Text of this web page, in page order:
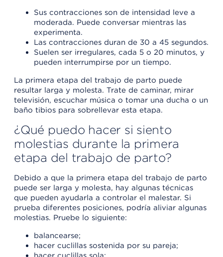
Sus contracciones son de intensidad leve a
moderada. Puede conversar mientras las
experimenta.
Las contracciones duran de 30 a 45 segundos.
Suelen ser irregulares, cada 5 o 20 minutos, y
pueden interrumpirse por un tiempo.
La primera etapa del trabajo de parto puede
resultar larga y molesta. Trate de caminar, mirar
televisión, escuchar música o tomar una ducha o un
baño tibios para sobrellevar esta etapa.
¿Qué puedo hacer si siento
molestias durante la primera
etapa del trabajo de parto?
Debido a que la primera etapa del trabajo de parto
puede ser larga y molesta, hay algunas técnicas
que pueden ayudarla a controlar el malestar. Si
prueba diferentes posiciones, podría aliviar algunas
molestias. Pruebe lo siguiente:
balancearse;
hacer cuclillas sostenida por su pareja;